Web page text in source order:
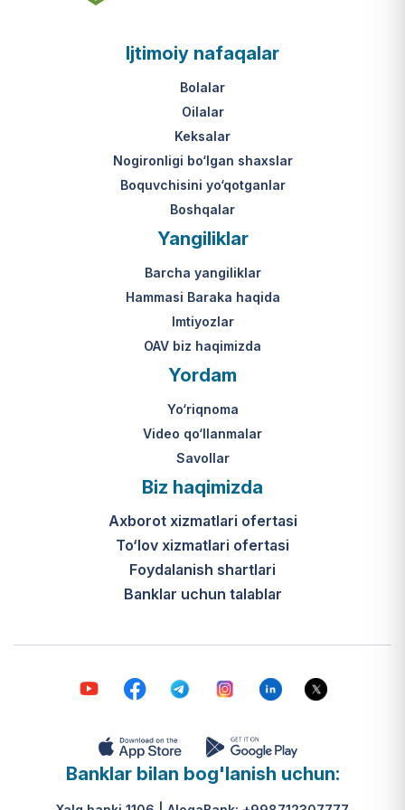
asosi nima?
(1-ilova, 6-band "j" va "l" kichik
jumladan, vasiylik, homiylik yoki
Ushbu xizmatning huquqiy
O‘zbekiston Respublikasi VMQ-893
hamda amaldagi imtiyozlar
to‘g‘risidagi qonunchilik.
Ijtimoiy nafaqalar
Bolalar
Oilalar
Keksalar
Nogironligi bo‘lgan shaxslar
Boquvchisini yo‘qotganlar
Boshqalar
Yangiliklar
Barcha yangiliklar
Hammasi Baraka haqida
Imtiyozlar
OAV biz haqimizda
Yordam
Yo‘riqnoma
Video qo‘llanmalar
Savollar
Biz haqimizda
Axborot xizmatlari ofertasi
To‘lov xizmatlari ofertasi
Foydalanish shartlari
Banklar uchun talablar
Banklar bilan bog'lanish uchun: